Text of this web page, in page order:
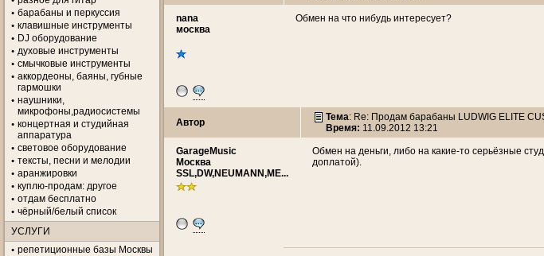
барабаны и перкуссия
клавишные инструменты
DJ оборудование
духовые инструменты
смычковые инструменты
аккордеоны, баяны, губные
гармошки
наушники,
микрофоны,радиосистемы
концертная и студийная
аппаратура
световое оборудование
тексты, песни и мелодии
аранжировки
куплю-продам: другое
отдам бесплатно
чёрный/белый список
УСЛУГИ
репетиционные базы Москвы
nana
москва
Обмен на что нибудь интересует?
Автор Тема: Re: Продам барабаны LUDWIG ELITE
Время: 11.09.2012 13:21
GarageMusic
Москва
SSL,DW,NEUMANN,ME...
Обмен на деньги, либо на какие-то серьёзные
доплатой).